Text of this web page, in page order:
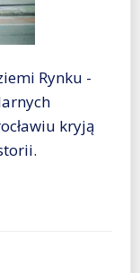
Rynku -
kryją